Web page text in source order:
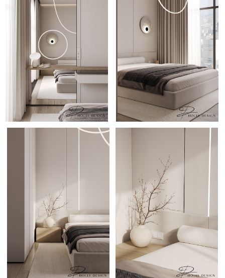
РАССЧИТАТЬ СВОЙ ПРОЕКТ